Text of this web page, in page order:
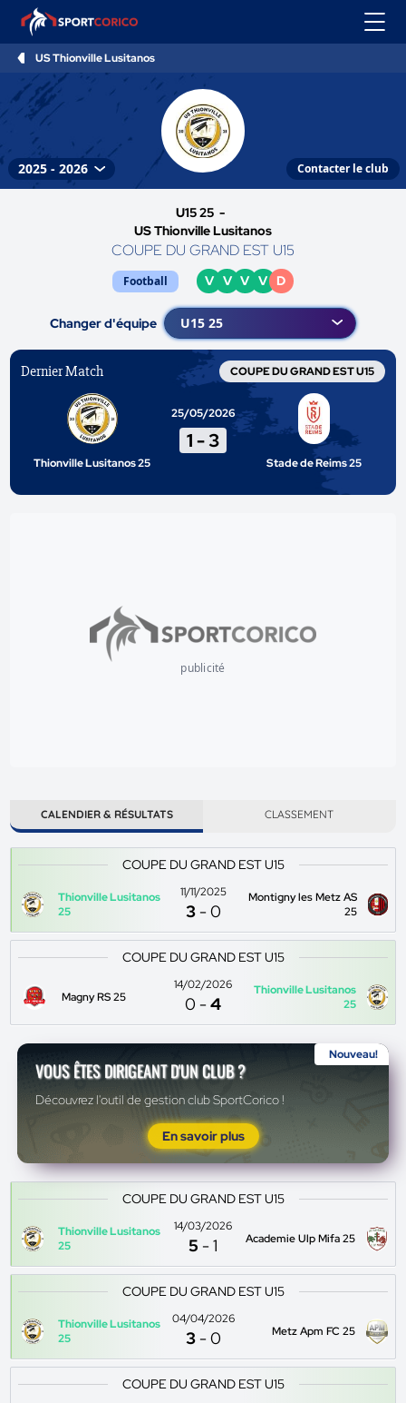
US Thionville Lusitanos
Contacter le club
U15 25 -
US Thionville Lusitanos
COUPE DU GRAND EST U15
Football V V V V D
Changer d'équipe
Dernier Match COUPE DU GRAND EST U15
Thionville Lusitanos 25
25/05/2026
1-3
Stade de Reims 25
publicité
CALENDIER & RÉSULTATS CLASSEMENT
COUPE DU GRAND EST U15
Thionville Lusitanos
25
11/11/2025
3 -0
Montigny les Metz AS
25
COUPE DU GRAND EST U15
Magny RS 25
14/02/2026
0 -4
Thionville Lusitanos
25
Nouveau!
VOUS ÊTES DIRIGEANT D'UN CLUB ?
Découvrez l'outil de gestion club SportCorico !
En savoir plus
COUPE DU GRAND EST U15
Thionville Lusitanos
25
14/03/2026
5 -1 Academie Ulp Mifa 25
COUPE DU GRAND EST U15
Thionville Lusitanos
25
04/04/2026
3 -0 Metz Apm FC 25
COUPE DU GRAND EST U15